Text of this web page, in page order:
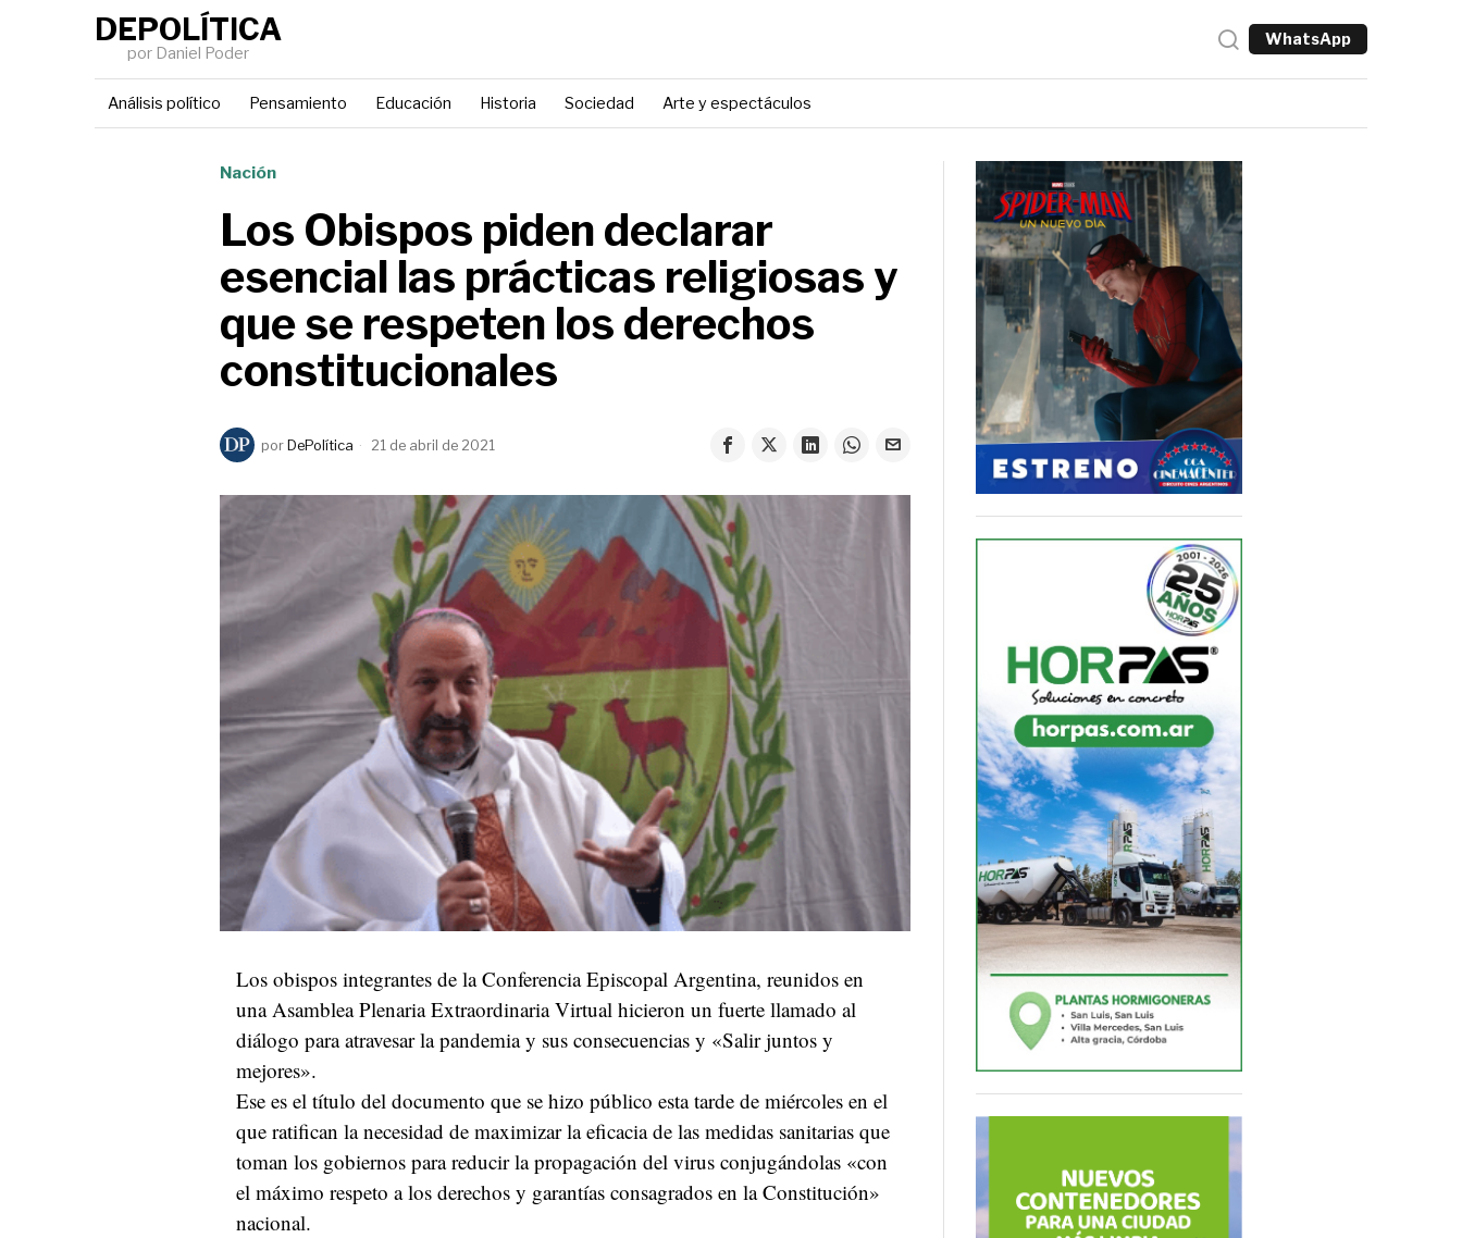
DEPOLÍTICA
por Daniel Poder
WhatsApp
Análisis político Pensamiento Educación Historia Sociedad Arte y espectáculos
Nación
Los Obispos piden declarar
esencial las prácticas religiosas y
que se respeten los derechos
constitucionales
por DePolítica 21 de abril de 2021
Los obispos integrantes de la Conferencia Episcopal Argentina, reunidos en
una Asamblea Plenaria Extraordinaria Virtual hicieron un fuerte llamado al
diálogo para atravesar la pandemia y sus consecuencias y «Salir juntos y
mejores».
Ese es el título del documento que se hizo público esta tarde de miércoles en el
que ratifican la necesidad de maximizar la eficacia de las medidas sanitarias que
toman los gobiernos para reducir la propagación del virus conjugándolas «con
el máximo respeto a los derechos y garantías consagrados en la Constitución»
nacional.